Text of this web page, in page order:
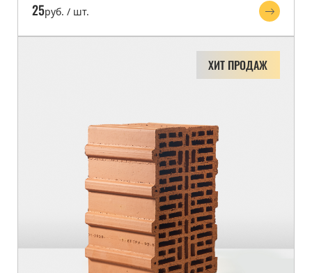
25руб. / шт.
ХИТ ПРОДАЖ